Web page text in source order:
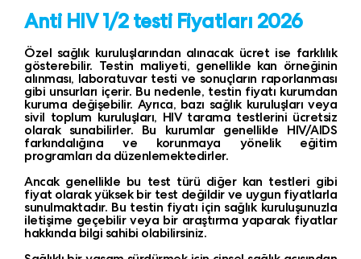
Anti HIV 1/2 testi Fiyatları 2026
Özel sağlık kuruluşlarından alınacak ücret ise farklılık
gösterebilir. Testin maliyeti, genellikle kan örneğinin
alınması, laboratuvar testi ve sonuçların raporlanması
gibi unsurları içerir. Bu nedenle, testin fiyatı kurumdan
kuruma değişebilir. Ayrıca, bazı sağlık kuruluşları veya
sivil toplum kuruluşları, HIV tarama testlerini ücretsiz
olarak sunabilirler. Bu kurumlar genellikle HIV/AIDS
farkındalığına ve korunmaya yönelik eğitim
programları da düzenlemektedirler.
Ancak genellikle bu test türü diğer kan testleri gibi
fiyat olarak yüksek bir test değildir ve uygun fiyatlarla
sunulmaktadır. Bu testin fiyatı için sağlık kuruluşunuzla
iletişime geçebilir veya bir araştırma yaparak fiyatlar
hakkında bilgi sahibi olabilirsiniz.